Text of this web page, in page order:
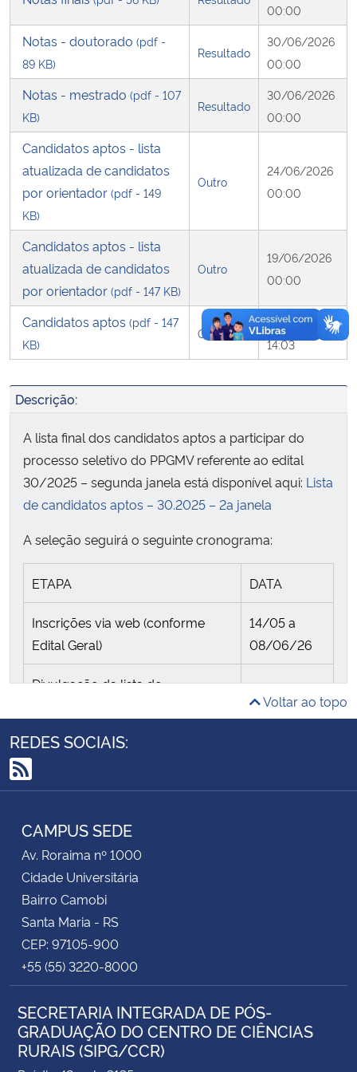
Secretaria-Geral
Secretaria de Governo
Gabinete de Segurança Institucional
Advocacia-Geral da União
Banco Central do Brasil
Planalto
00:00
Notas - doutorado (pdf -
89 KB)
Resultado
30/06/2026
00:00
Notas - mestrado (pdf - 107
KB)
Resultado
30/06/2026
00:00
Candidatos aptos - lista
atualizada de candidatos
por orientador (pdf - 149
KB)
Outro
24/06/2026
00:00
Candidatos aptos - lista
atualizada de candidatos
por orientador (pdf - 147 KB)
Outro
19/06/2026
00:00
Candidatos aptos (pdf - 147
KB)
Outro
18/06/2026
14:03
Descrição:
A lista final dos candidatos aptos a participar do
processo seletivo do PPGMV referente ao edital
30/2025 – segunda janela está disponível aqui: Lista
de candidatos aptos – 30.2025 – 2a janela
A seleção seguirá o seguinte cronograma:
ETAPA DATA
Inscrições via web (conforme
Edital Geral)
14/05 a
08/06/26
Divulgação da lista de
18/06/26
21/06/2026
2ª etapa: avaliação dos
conhecimentos técnico-científicos
3ª etapa: entrevista
Divulgação das notas
Período para reconsideração das
notas
01/07/26
Divulgação das notas após
Voltar ao topo
REDES SOCIAIS:
RSS
CAMPUS SEDE
Av. Roraima nº 1000
Cidade Universitária
Bairro Camobi
Santa Maria - RS
CEP: 97105-900
+55 (55) 3220-8000
SECRETARIA INTEGRADA DE PÓS-
GRADUAÇÃO DO CENTRO DE CIÊNCIAS
RURAIS (SIPG/CCR)